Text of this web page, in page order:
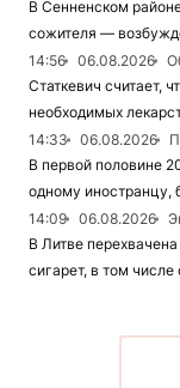
В Сенненском
сожителя —
14:56
06.08.2026
Статкевич считает,
необходимых
14:33
06.08.2026
В первой половине
одному иностранцу,
14:09
06.08.2026
В Литве
сигарет, в том